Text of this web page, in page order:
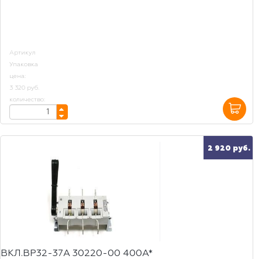
Артикул
Упаковка
цена:
3 320 руб.
количество:
2 920 руб.
ВКЛ.ВР32-37А 30220-00 400А*